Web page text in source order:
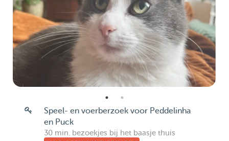
Speel- en voerberzoek voor Peddelinha
en Puck
30 min. bezoekjes bij het baasje thuis